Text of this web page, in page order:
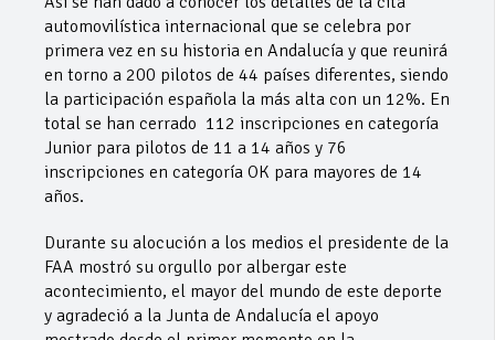
automovilística internacional que se celebra por
primera vez en su historia en Andalucía y que reunirá
en torno a 200 pilotos de 44 países diferentes, siendo
la participación española la más alta con un 12%. En
total se han cerrado 112 inscripciones en categoría
Junior para pilotos de 11 a 14 años y 76
inscripciones en categoría OK para mayores de 14
años.
Durante su alocución a los medios el presidente de la
FAA mostró su orgullo por albergar este
acontecimiento, el mayor del mundo de este deporte
y agradeció a la Junta de Andalucía el apoyo